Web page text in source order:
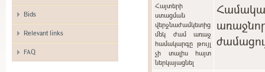
Bids
Relevant links
FAQ
Հայտերի
ստացման
վերջնաժամկետից
մեկ ժամ առաջ
համակարգը թույլ
չի տալիս հայտ
ներկայացնել